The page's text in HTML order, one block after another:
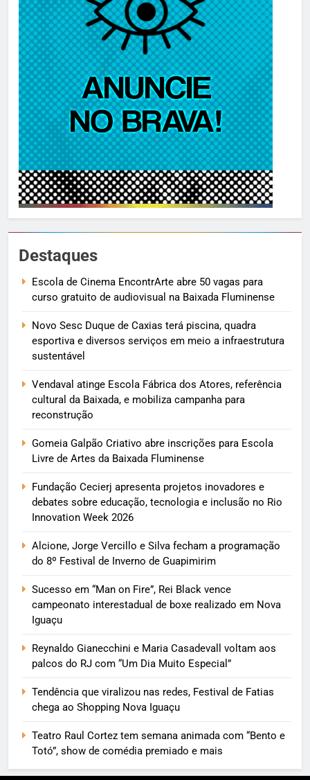
Destaques
Escola de Cinema EncontrArte abre 50 vagas para
curso gratuito de audiovisual na Baixada Fluminense
Novo Sesc Duque de Caxias terá piscina, quadra
esportiva e diversos serviços em meio a infraestrutura
sustentável
Vendaval atinge Escola Fábrica dos Atores, referência
cultural da Baixada, e mobiliza campanha para
reconstrução
Gomeia Galpão Criativo abre inscrições para Escola
Livre de Artes da Baixada Fluminense
Fundação Cecierj apresenta projetos inovadores e
debates sobre educação, tecnologia e inclusão no Rio
Innovation Week 2026
Alcione, Jorge Vercillo e Silva fecham a programação
do 8º Festival de Inverno de Guapimirim
Sucesso em “Man on Fire”, Rei Black vence
campeonato interestadual de boxe realizado em Nova
Iguaçu
Reynaldo Gianecchini e Maria Casadevall voltam aos
palcos do RJ com “Um Dia Muito Especial”
Tendência que viralizou nas redes, Festival de Fatias
chega ao Shopping Nova Iguaçu
Teatro Raul Cortez tem semana animada com “Bento e
Totó”, show de comédia premiado e mais